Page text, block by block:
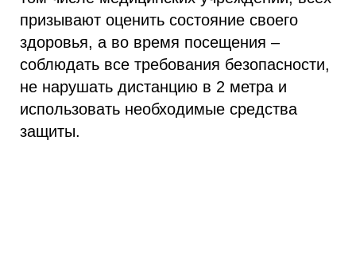
призывают оценить состояние своего
здоровья, а во время посещения –
соблюдать все требования безопасности,
не нарушать дистанцию в 2 метра и
использовать необходимые средства
защиты.